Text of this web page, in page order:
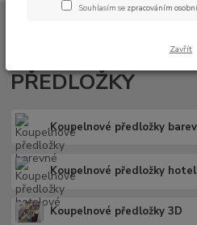
KOUPELNOVÉ A
PŘEDLOŽKY
Koupelnové předložky
Koupelnové předložky
Koupelnové předložky 3D
Souhlasím se zpracováním
Zavřít